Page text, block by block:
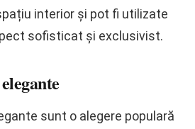
interior și pot fi utilizate
sofisticat și exclusivist.
sunt o alegere populară